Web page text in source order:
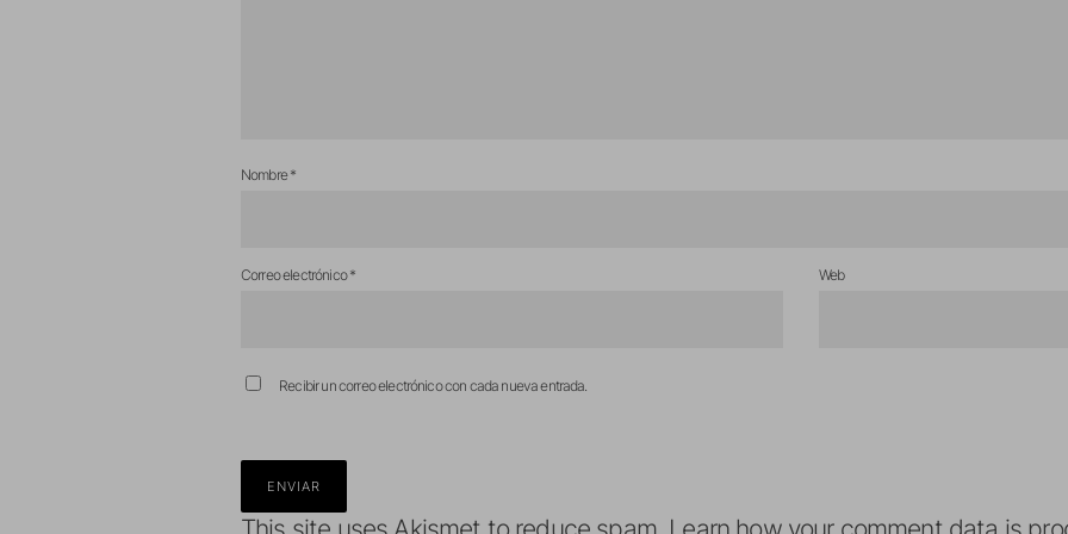
Nombre*
Correo electrónico* Web
Recibir un correo electrónico con cada nueva entrada.